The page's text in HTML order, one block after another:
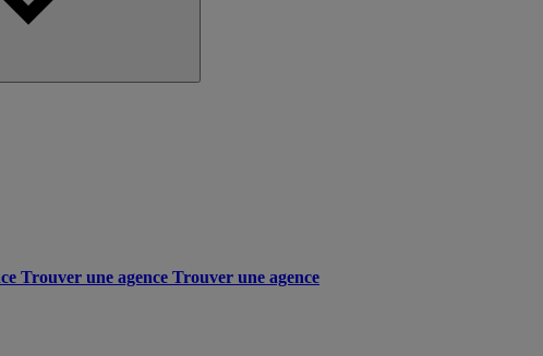
Trouver une agence Trouver une agence